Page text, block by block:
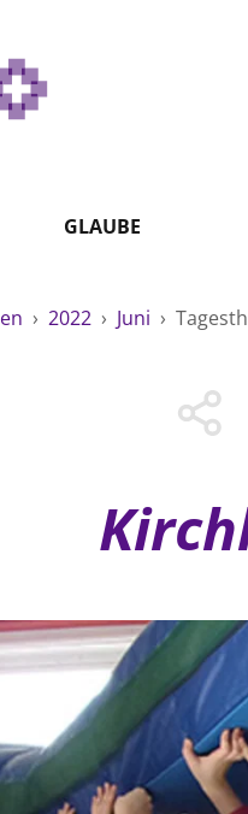
GLAUBE
› 2022 › Juni ›